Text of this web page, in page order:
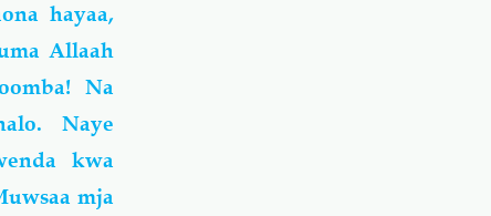
hayaa,
Allaah
Na
Naye
kwa
mja